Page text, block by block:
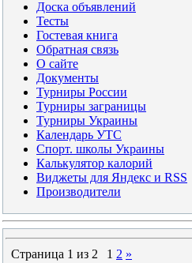
Доска объявлений
Тесты
Гостевая книга
Обратная связь
О сайте
Документы
Турниры России
Турниры заграницы
Турниры Украины
Календарь УТС
Спорт. школы Украины
Калькулятор калорий
Виджеты для Яндекс и RSS
Производители
Страница 1 из 2 1 2 »